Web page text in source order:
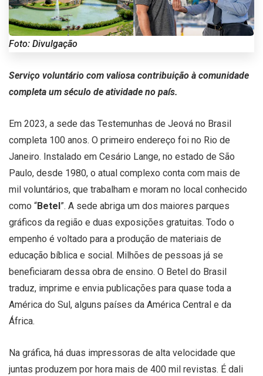
Foto: Divulgação
Serviço voluntário com valiosa contribuição à comunidade
completa um século de atividade no país.
Em 2023, a sede das Testemunhas de Jeová no Brasil
completa 100 anos. O primeiro endereço foi no Rio de
Janeiro. Instalado em Cesário Lange, no estado de São
Paulo, desde 1980, o atual complexo conta com mais de
mil voluntários, que trabalham e moram no local conhecido
como “Betel ”. A sede abriga um dos maiores parques
gráficos da região e duas exposições gratuitas. Todo o
empenho é voltado para a produção de materiais de
educação bíblica e social. Milhões de pessoas já se
beneficiaram dessa obra de ensino. O Betel do Brasil
traduz, imprime e envia publicações para quase toda a
América do Sul, alguns países da América Central e da
África.
Na gráfica, há duas impressoras de alta velocidade que
juntas produzem por hora mais de 400 mil revistas. É dali